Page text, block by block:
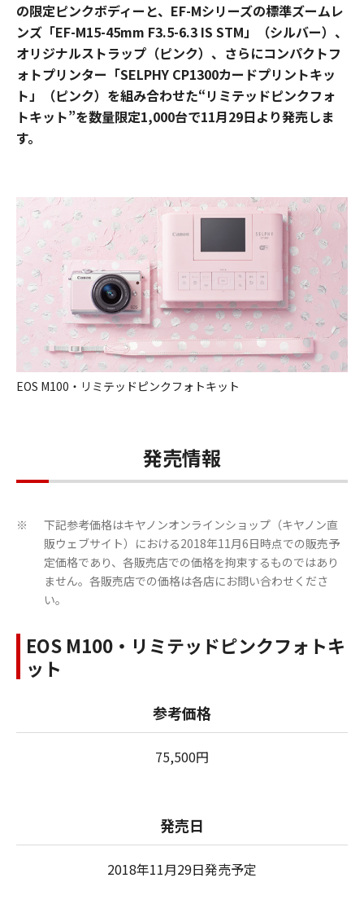
の限定ピンクボディーと、EF-Mシリーズの標準ズームレ
ンズ「EF-M15-45mm F3.5-6.3 IS STM」（シルバー）、
オリジナルストラップ（ピンク）、さらにコンパクトフ
ォトプリンター「SELPHY CP1300カードプリントキッ
ト」（ピンク）を組み合わせた“リミテッドピンクフォ
トキット”を数量限定1,000台で11月29日より発売しま
す。
EOS M100・リミテッドピンクフォトキット
発売情報
※
下記参考価格はキヤノンオンラインショップ（キヤノン直
販ウェブサイト）における2018年11月6日時点での販売予
定価格であり、各販売店での価格を拘束するものではあり
ません。各販売店での価格は各店にお問い合わせくださ
い。
EOS M100・リミテッドピンクフォトキ
ット
参考価格
75,500円
発売日
2018年11月29日発売予定